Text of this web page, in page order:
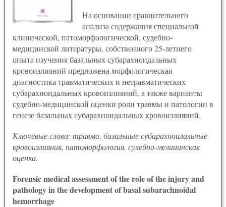
На основании сравнительного
анализа содержания специальной
клинической, патоморфологической, судебно-
медицинской литературы, собственного 25-летнего
опыта изучения базальных субарахноидальных
кровоизлияний предложена морфологическая
диагностика травматических и нетравматических
субарахноидальных кровоизлияний, а также варианты
судебно-медицинской оценки роли травмы и патологии в
генезе базальных субарахноидальных кровоизлияний.
Ключевые слова: травма, базальные субарахноилальные
кровоизлияния, патоморфология, сулебно-мелииинская
оценка.
Forensic medical assessment of the role of the injury and
pathology in the development of basal subarachnoidal
hemorrhage